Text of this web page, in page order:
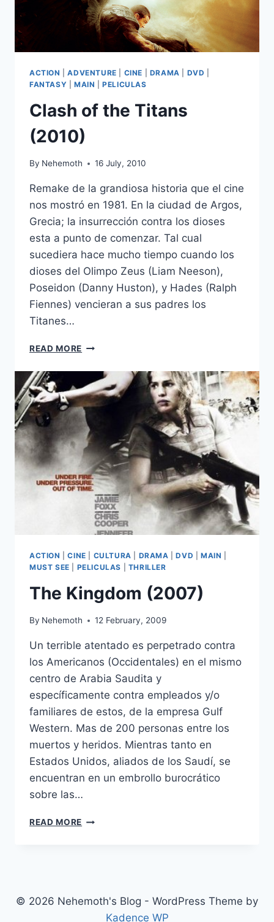
ACTION |ADVENTURE CINE DRAMA DVD
FANTASY
MAIN |PELICULAS
Clash of the Titans
(2010)
By Nehemoth 16 July, 2010
Remake de la grandiosa historia que el cine
nos mostró en 1981. En la ciudad de Argos,
Grecia; la insurrección contra los dioses
esta a punto de comenzar. Tal cual
sucediera hace mucho tiempo cuando los
dioses del Olimpo Zeus (Liam Neeson),
Poseidon (Danny Huston), y Hades (Ralph
Fiennes) vencieran a sus padres los
Titanes…
READ MORE CLASH
THE
TITANS
(2010)
ACTION |CINE CULTURA DRAMA |DVD MAIN
MUST SEE
PELICULAS THRILLER
The Kingdom (2007)
By Nehemoth 12 February, 2009
Un terrible atentado es perpetrado contra
los Americanos (Occidentales) en el mismo
centro de Arabia Saudita y
específicamente contra empleados y/o
familiares de estos, de la empresa Gulf
Western. Mas de 200 personas entre los
muertos y heridos. Mientras tanto en
Estados Unidos, aliados de los Saudí, se
encuentran en un embrollo burocrático
sobre las…
READ MORE THE
© 2026 Nehemoth's Blog - WordPress Theme by
Kadence WP